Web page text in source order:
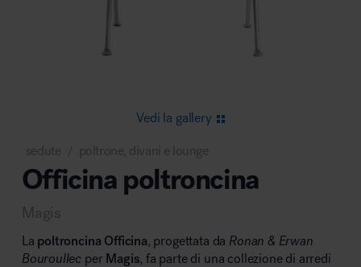
Area riunione e convegni
Area lounge e attesa
Vedi la gallery
sedute poltrone, divani e lounge
Officina poltroncina
Magis
La poltroncina Officina, progettata da Ronan & Erwan
Bouroullec per Magis, fa parte di una collezione di arredi